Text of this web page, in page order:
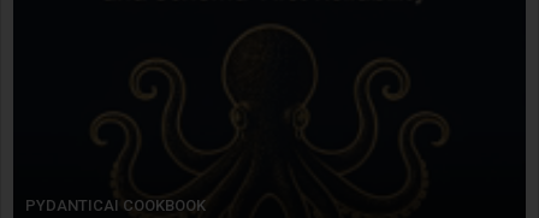
PYDANTICAI COOKBOOK